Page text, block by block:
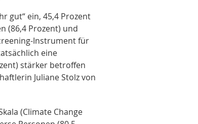
gut“ ein, 45,4 Prozent
(86,4 Prozent) und
Instrument für
eine
stärker betroffen
Juliane Stolz von
(Climate Change